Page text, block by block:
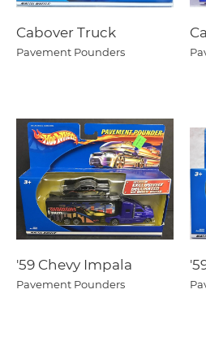
Cabover Truck
Pavement Pounders
'59 Chevy Impala
Pavement Pounders